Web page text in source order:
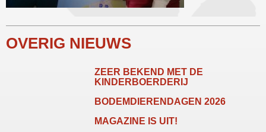
OVERIG NIEUWS
ZEER BEKEND MET DE
KINDERBOERDERIJ
BODEMDIERENDAGEN 2026
MAGAZINE IS UIT!